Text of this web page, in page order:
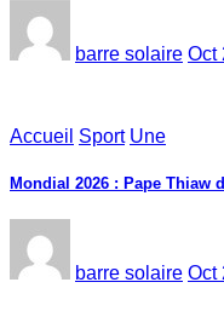
barre solaire Oct
Accueil Sport Une
Mondial 2026 : Pape Thiaw
barre solaire Oct